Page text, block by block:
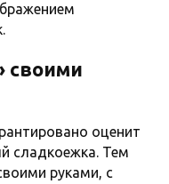
своими
оценит
сладкоежка. Тем
руками, с